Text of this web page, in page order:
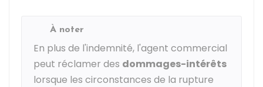
À noter
En plus de l'indemnité, l'agent commercial
peut réclamer des dommages-intérêts
lorsque les circonstances de la rupture